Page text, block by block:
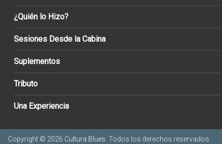
¿Quién lo Hizo?
Sesiones Desde la Cabina
Suplementos
Tributo
Una Experiencia
Copyright © 2026 Cultura Blues. Todos los derechos reservados.